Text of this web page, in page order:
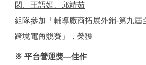
閎、王語嫣、邱靖茹
組隊參加「輔導廠商拓展外銷-第九屆
跨境電商競賽」，榮獲
※ 平台營運獎—佳作